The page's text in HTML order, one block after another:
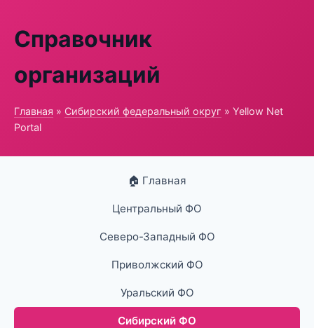
Справочник
организаций
Главная » Сибирский федеральный округ » Yellow Net
Portal
🏠 Главная
Центральный ФО
Северо-Западный ФО
Приволжский ФО
Уральский ФО
Сибирский ФО